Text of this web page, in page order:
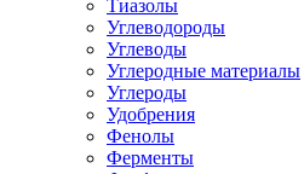
Тиазолы
Углеводороды
Углеводы
Углеродные материалы
Углероды
Удобрения
Фенолы
Ферменты